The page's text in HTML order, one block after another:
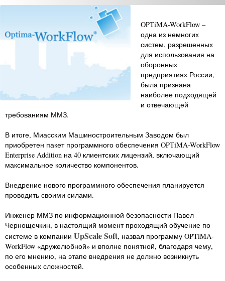
OPTiMA-WorkFlow –
одна из немногих
систем, разрешенных
для использования на
оборонных
предприятиях России,
была признана
наиболее подходящей
и отвечающей
требованиям ММЗ.
В итоге, Миасским Машиностроительным Заводом был
приобретен пакет программного обеспечения OPTiMA-WorkFlow
Enterprise Addition на 40 клиентских лицензий, включающий
максимальное количество компонентов.
Внедрение нового программного обеспечения планируется
проводить своими силами.
Инженер ММЗ по информационной безопасности Павел
Чернощечкин, в настоящий момент проходящий обучение по
системе в компании UpScale Soft, назвал программу OPTiMA-
WorkFlow «дружелюбной» и вполне понятной, благодаря чему,
по его мнению, на этапе внедрения не должно возникнуть
особенных сложностей.